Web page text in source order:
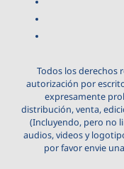
Todos los derechos
autorización por
expresamente
distribución, venta,
(Incluyendo, pero no
audios, videos y
por favor envie